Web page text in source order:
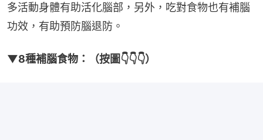
多活動身體有助活化腦部，另外，吃對食物也有補腦
功效，有助預防腦退防。
▼8種補腦食物：（按圖👇👇👇）